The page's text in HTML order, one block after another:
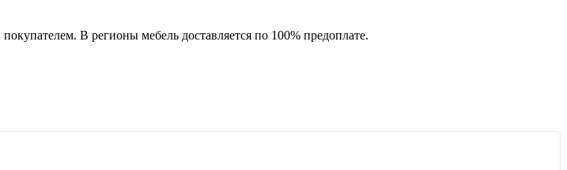
В регионы мебель доставляется по 100% предоплате.